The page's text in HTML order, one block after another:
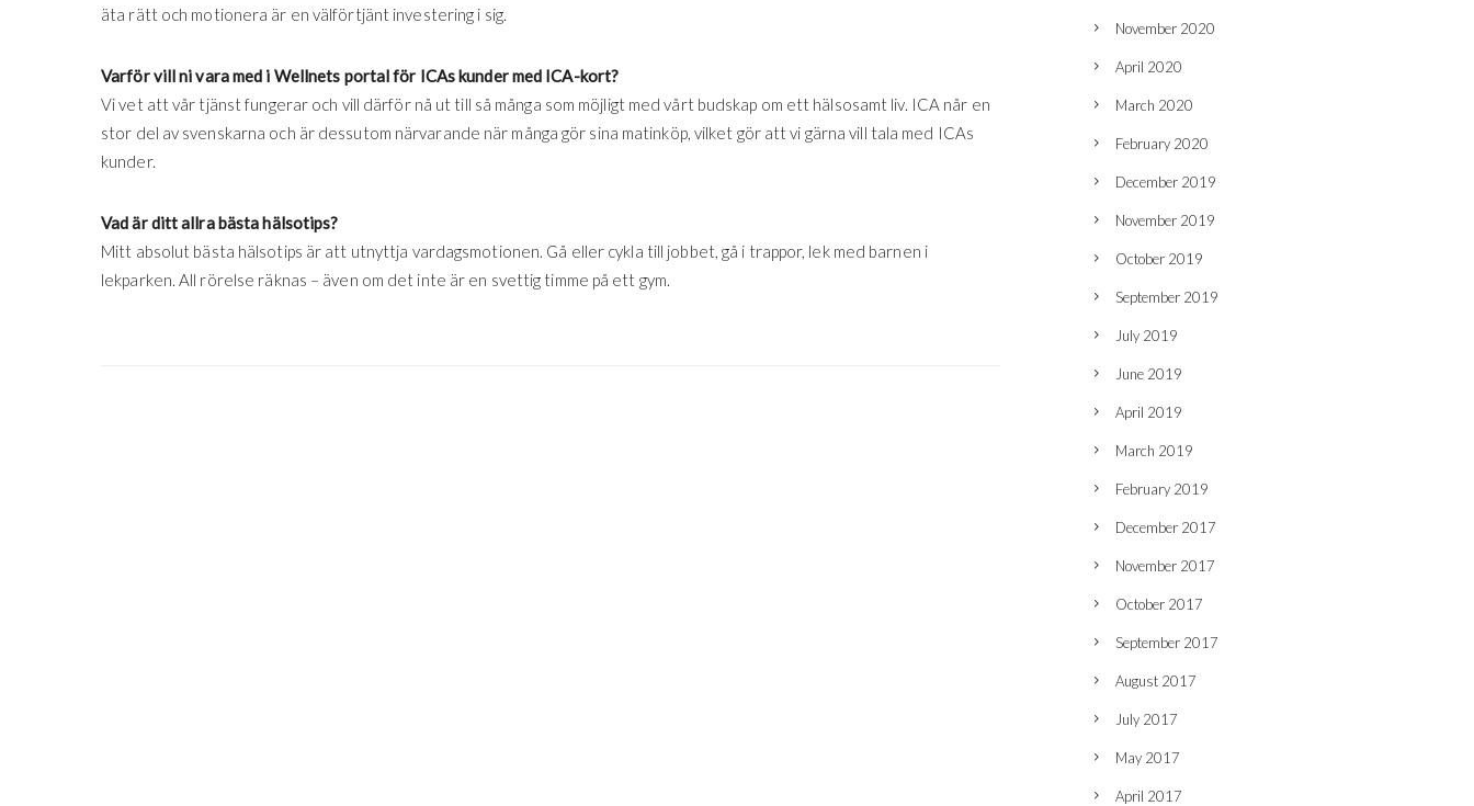
äta rätt och motionera är en välförtjänt investering i sig.
Varför vill ni vara med i Wellnets portal för ICAs kunder med ICA-kort?
Vi vet att vår tjänst fungerar och vill därför nå ut till så många som möjligt med vårt budskap om ett hälsosamt liv. ICA når en
stor del av svenskarna och är dessutom närvarande när många gör sina matinköp, vilket gör att vi gärna vill tala med ICAs
kunder.
Vad är ditt allra bästa hälsotips?
Mitt absolut bästa hälsotips är att utnyttja vardagsmotionen. Gå eller cykla till jobbet, gå i trappor, lek med barnen i
lekparken. All rörelse räknas – även om det inte är en svettig timme på ett gym.
November 2020
April 2020
March 2020
February 2020
December 2019
November 2019
October 2019
September 2019
July 2019
June 2019
April 2019
March 2019
February 2019
December 2017
November 2017
October 2017
September 2017
August 2017
July 2017
May 2017
April 2017